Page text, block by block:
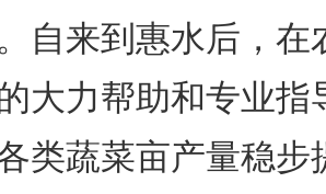
自来到惠水后，在
大力帮助和专业指
类蔬菜亩产量稳步